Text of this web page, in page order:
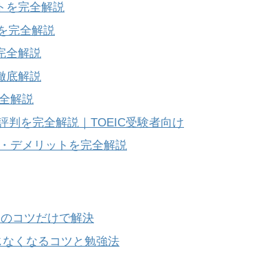
を完全解説
完全解説
全解説
底解説
解説
判を完全解説｜TOEIC受験者向け
デメリットを完全解説
コツだけで解決
なくなるコツと勉強法